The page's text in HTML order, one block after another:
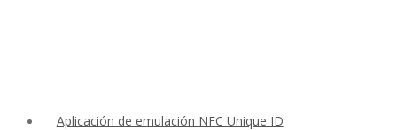
Aplicación de emulación NFC Unique ID